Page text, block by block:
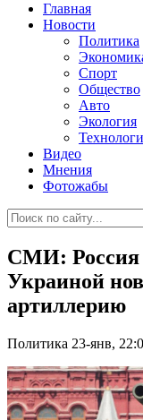
Главная
Новости
Политика
Спорт
Общество
Авто
Экология
Видео
Мнения
Фотожабы
СМИ: Россия
Украиной
артиллерию
Политика 23-янв,